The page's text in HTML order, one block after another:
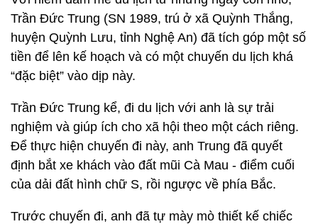
Trần Đức Trung (SN 1989, trú ở xã Quỳnh Thắng,
huyện Quỳnh Lưu, tỉnh Nghệ An) đã tích góp một số
tiền để lên kế hoạch và có một chuyến du lịch khá
“đặc biệt” vào dịp này.
Trần Đức Trung kể, đi du lịch với anh là sự trải
nghiệm và giúp ích cho xã hội theo một cách riêng.
Để thực hiện chuyến đi này, anh Trung đã quyết
định bắt xe khách vào đất mũi Cà Mau - điểm cuối
của dải đất hình chữ S, rồi ngược về phía Bắc.
Trước chuyến đi, anh đã tự mày mò thiết kế chiếc